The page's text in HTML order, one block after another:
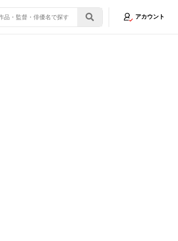
アカウント